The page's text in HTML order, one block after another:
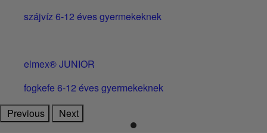
szájvíz 6-12 éves gyermekeknek
elmex® JUNIOR
fogkefe 6-12 éves gyermekeknek
Previous
Next